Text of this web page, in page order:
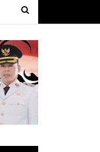
Masyarakat